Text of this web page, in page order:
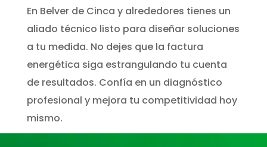
En Belver de Cinca y alrededores tienes un
aliado técnico listo para diseñar soluciones
a tu medida. No dejes que la factura
energética siga estrangulando tu cuenta
de resultados. Confía en un diagnóstico
profesional y mejora tu competitividad hoy
mismo.